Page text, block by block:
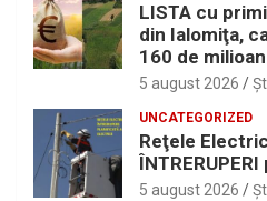
LISTA cu
din Ialomiţa,
160 de
5 august 2026
UNCATEGORIZED
Reţele
5 august 2026